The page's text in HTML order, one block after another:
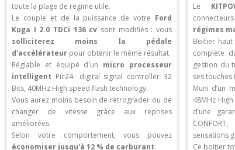
toute la plage de regime utile.
Le couple et de la puissance de votre Ford
Kuga I 2.0 TDCi 136 cv sont modifiés : vous
solliciterez moins la pédale
d'accélérateur pour obtenir le même résultat.
Réglable et équipé d'un micro processeur
intelligent Pic24- digital signal controller 32
Bits, 40MHz High speed flash technology.
Vous aurez moins besoin de rétrograder ou de
changer de vitesse grâce aux reprises
améliorées.
Selon votre comportement, vous pouvez
économiser jusqu'à 12 % de carburant.
Le
régimes
Boitier
complète
gestion du
ses touches
Muni d’un
48MHz
d’une
sensations
Ce boitier